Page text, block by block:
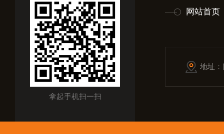
拿起手机扫一扫
网站首页
地址